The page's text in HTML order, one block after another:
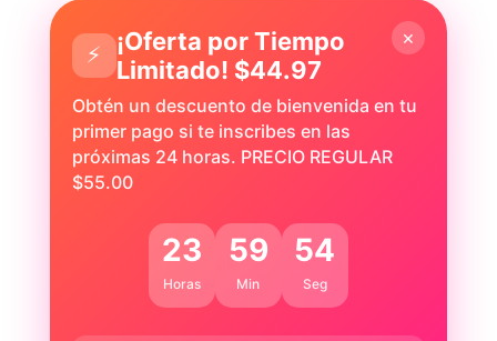
×
⚡
¡Oferta por Tiempo
Limitado! $44.97
Obtén un descuento de bienvenida en tu
primer pago si te inscribes en las
próximas 24 horas. PRECIO REGULAR
$55.00
23
Horas
59
Min
52
Seg